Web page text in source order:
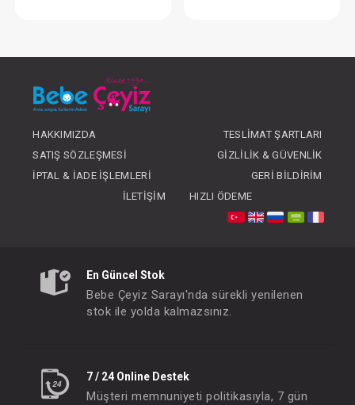
OLUNUZ
HAKKIMIZDA
TESLIMAT ŞARTLARI
SATIŞ SÖZLEŞMESI
GIZLILIK & GÜVENLIK
İPTAL & İADE İŞLEMLERI
GERI BILDIRIM
İLETIŞIM
HIZLI ÖDEME
En Güncel Stok
Bebe Çeyiz Sarayı'nda sürekli yenilenen
stok ile yolda kalmazsınız.
7 / 24 Online Destek
Müşteri memnuniyeti politikasıyla, 7 gün